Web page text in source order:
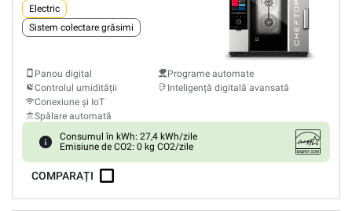
Electric
Sistem colectare grăsimi
Panou digital
Controlul umidității
Conexiune și IoT
Spălare automată
Programe automate
Inteligență digitală avansată
Consumul în kWh: 27,4 kWh/zile
Emisiune de CO2: 0 kg CO2/zile
COMPARAȚI